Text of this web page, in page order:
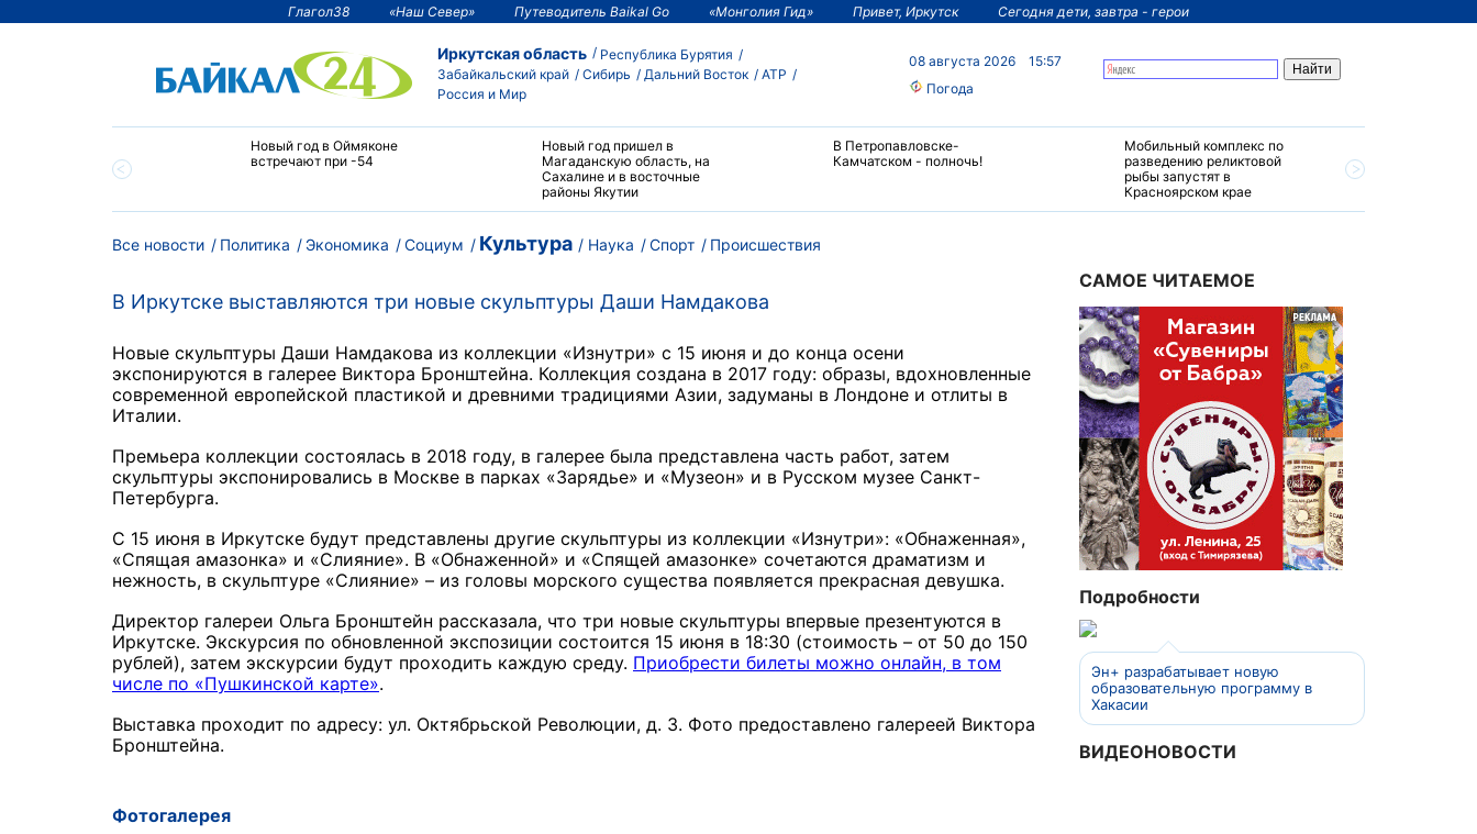
Глагол38 «Наш Север» Путеводитель Baikal Go «Монголия Гид» Привет, Иркутск Сегодня дети, завтра - герои
Иркутская область
Республика Бурятия
Забайкальский край
Сибирь Дальний Восток
АТР
Россия и Мир
08 августа 2026
15:57
Погода
Новый год в Оймяконе
встречают при -54
Новый год пришел в
Магаданскую область, на
Сахалине и в восточные
районы Якутии
В Петропавловске-
Камчатском - полночь!
Мобильный комплекс по
разведению реликтовой
рыбы запустят в
Красноярском крае
Все новости Политика Экономика Социум Культура Наука Спорт Происшествия
В Иркутске выставляются три новые скульптуры Даши Намдакова
Новые скульптуры Даши Намдакова из коллекции «Изнутри» с 15 июня и до конца осени
экспонируются в галерее Виктора Бронштейна. Коллекция создана в 2017 году: образы, вдохновленные
современной европейской пластикой и древними традициями Азии, задуманы в Лондоне и отлиты в
Италии.
Премьера коллекции состоялась в 2018 году, в галерее была представлена часть работ, затем
скульптуры экспонировались в Москве в парках «Зарядье» и «Музеон» и в Русском музее Санкт-
Петербурга.
С 15 июня в Иркутске будут представлены другие скульптуры из коллекции «Изнутри»: «Обнаженная»,
«Спящая амазонка» и «Слияние». В «Обнаженной» и «Спящей амазонке» сочетаются драматизм и
нежность, в скульптуре «Слияние» – из головы морского существа появляется прекрасная девушка.
Директор галереи Ольга Бронштейн рассказала, что три новые скульптуры впервые презентуются в
Иркутске. Экскурсия по обновленной экспозиции состоится 15 июня в 18:30 (стоимость – от 50 до 150
рублей), затем экскурсии будут проходить каждую среду. Приобрести билеты можно онлайн, в том
числе по «Пушкинской карте».
Выставка проходит по адресу: ул. Октябрьской Революции, д. 3. Фото предоставлено галереей Виктора
Бронштейна.
Фотогалерея
САМОЕ ЧИТАЕМОЕ
Подробности
Эн+ разрабатывает новую
образовательную программу в
Хакасии
ВИДЕОНОВОСТИ